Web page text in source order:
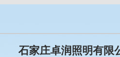
石家庄卓润照明有限